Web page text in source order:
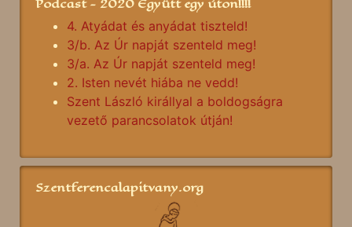
4. Atyádat és anyádat tiszteld!
3/b. Az Úr napját szenteld meg!
3/a. Az Úr napját szenteld meg!
2. Isten nevét hiába ne vedd!
Szent László királlyal a boldogságra
vezető parancsolatok útján!
Szentferencalapitvany.org